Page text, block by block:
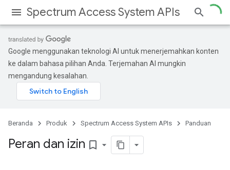
Spectrum Access System APIs
Google menggunakan teknologi AI untuk menerjemahkan konten
ke dalam bahasa pilihan Anda. Terjemahan AI mungkin
mengandung kesalahan.
Beranda Produk Spectrum Access System APIs Panduan
Peran dan izin bookmark_border